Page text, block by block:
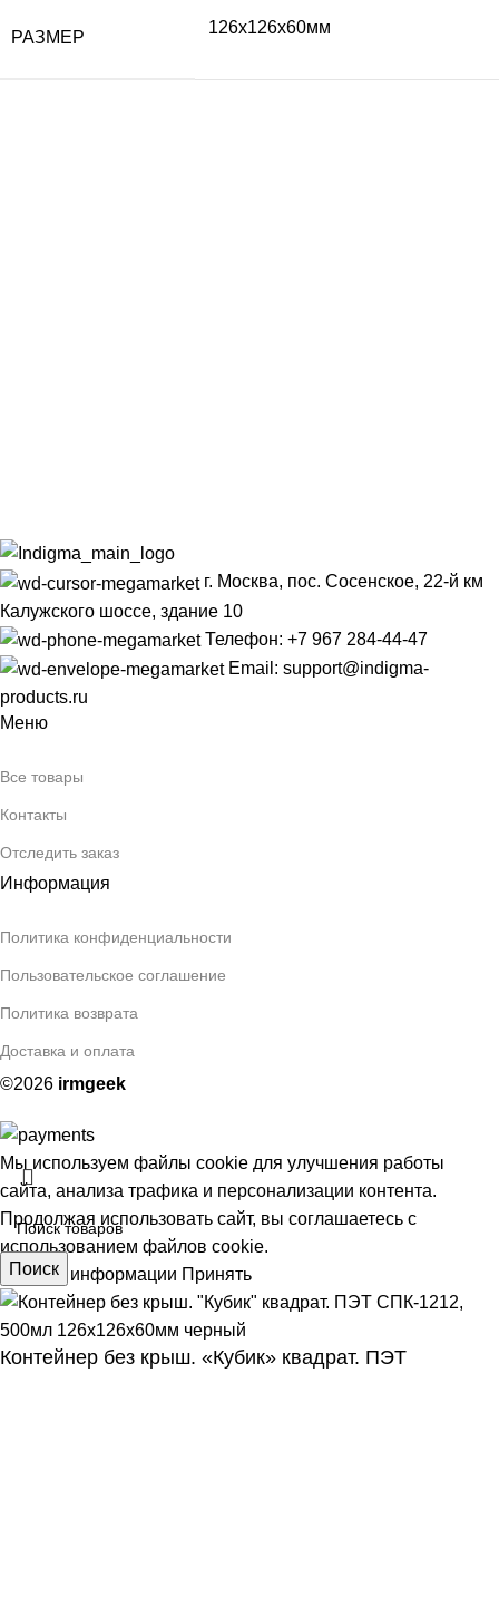
РАЗМЕР
126х126х60мм
г. Москва, пос. Сосенское, 22-й км
Калужского шоссе, здание 10
Телефон: +7 967 284-44-47
Email: support@indigma-
products.ru
Меню
Все товары
Контакты
Отследить заказ
Информация
Политика конфиденциальности
Пользовательское соглашение
Политика возврата
Доставка и оплата
©2026 irmgeek
Поиск
Мы используем файлы cookie для улучшения работы
сайта, анализа трафика и персонализации контента.
Продолжая использовать сайт, вы соглашаетесь с
использованием файлов cookie.
Больше информации Принять
Контейнер без крыш. «Кубик» квадрат. ПЭТ